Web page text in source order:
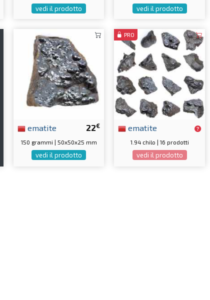
vedi il prodotto vedi il prodotto
22€
ematite
150 grammi | 50x50x25 mm
vedi il prodotto
PRO
ematite
1.94 chilo | 16 prodotti
vedi il prodotto